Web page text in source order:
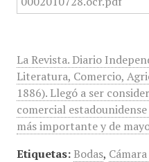
La Revista. Diario
Literatura, Comercio,
1886). Llegó a ser
comercial
más importante y de
Etiquetas: Bodas,